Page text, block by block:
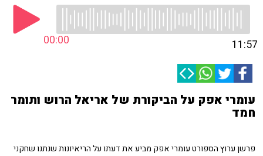
00:00 11:57
עומרי אפק על הביקורת של אריאל הרוש ותומר
חמד
פרשן ערוץ הספורט עומרי אפק מביע את דעתו על הריאיונות שנתנו שחקני